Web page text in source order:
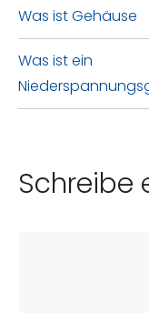
erfordert.
Glühbirnen.
Was ist Gehäuse
Was ist ein
Schreibe